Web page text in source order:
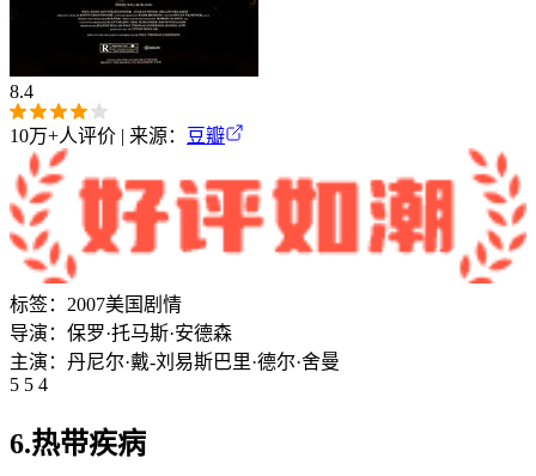
8.4
10万+人评价 | 来源： 豆瓣
标签： 2007美国 剧情
导演： 保罗·托马斯·安德森
主演： 丹尼尔·戴-刘易斯巴里·德尔·舍曼
5 5 4
6.热带疾病